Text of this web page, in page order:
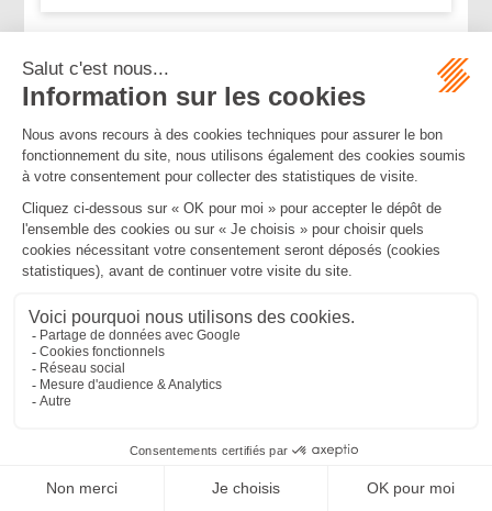
<< < ...
>>
Mentions légalesPolitique de confidentialitéPolitique de cookies
Plan du site
MBA ET ASSOCIÉS
235 Rue Helene Boucher, 34170 CASTELNAU LE LEZ
Bureau secondaire à Cannes
SEPTEO DIGITAL & SERVICES © 2022